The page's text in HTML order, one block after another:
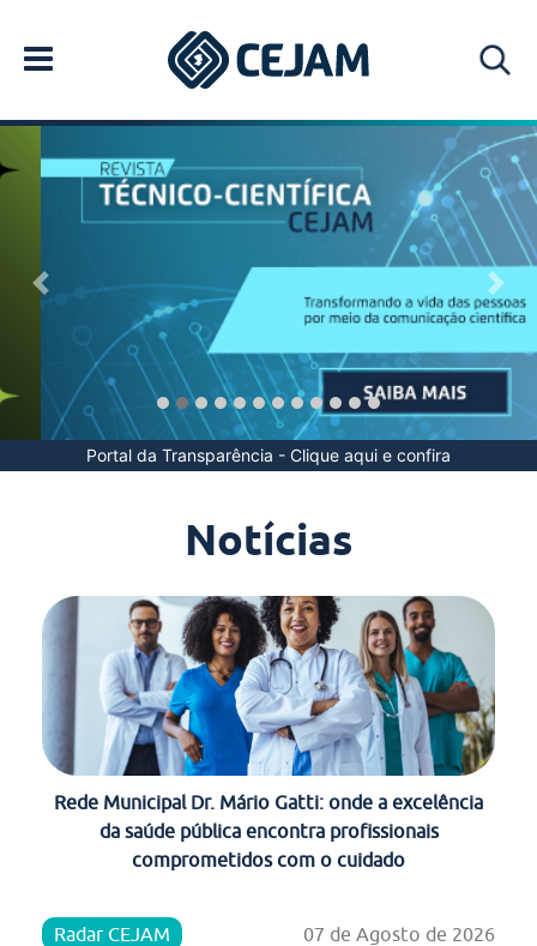
Previous Next
Portal da Transparência - Clique aqui e confira
Notícias
Rede Municipal Dr. Mário Gatti: onde a excelência
da saúde pública encontra profissionais
comprometidos com o cuidado
Radar CEJAM 07 de Agosto de 2026